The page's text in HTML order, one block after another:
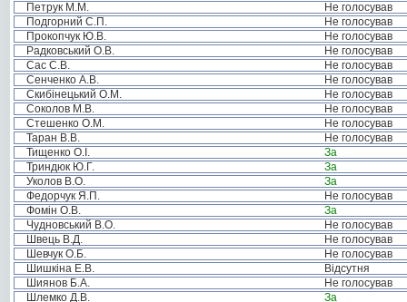
Петрук М.М.
Не голосував
Подгорний С.П.
Не голосував
Прокопчук Ю.В.
Не голосував
Радковський О.В.
Не голосував
Сас С.В.
Не голосував
Сенченко А.В.
Не голосував
Скибінецький О.М.
Не голосував
Соколов М.В.
Не голосував
Стешенко О.М.
Не голосував
Таран В.В.
Не голосував
Тищенко О.І.
За
Триндюк Ю.Г.
За
Уколов В.О.
За
Федорчук Я.П.
Не голосував
Фомін О.В.
За
Чудновський В.О.
Не голосував
Швець В.Д.
Не голосував
Шевчук О.Б.
Не голосував
Шишкіна Е.В.
Відсутня
Шиянов Б.А.
Не голосував
Шлемко Д.В.
За